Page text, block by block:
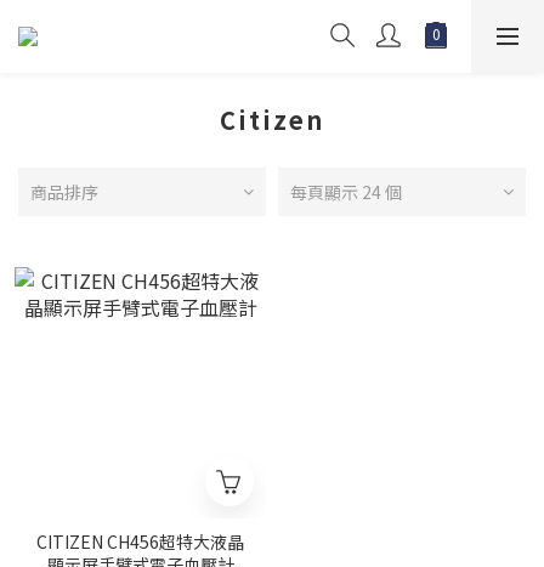
Citizen
商品排序 每頁顯示 24 個
CITIZEN CH456超特大液晶